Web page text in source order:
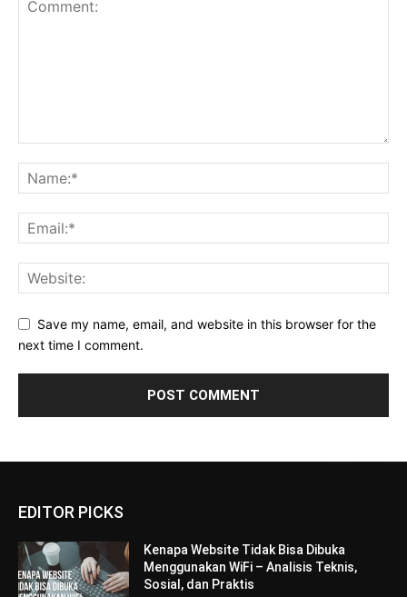
Save my name, email, and website in this browser for the
next time I comment.
EDITOR PICKS
Kenapa Website Tidak Bisa Dibuka
Menggunakan WiFi – Analisis Teknis,
Sosial, dan Praktis